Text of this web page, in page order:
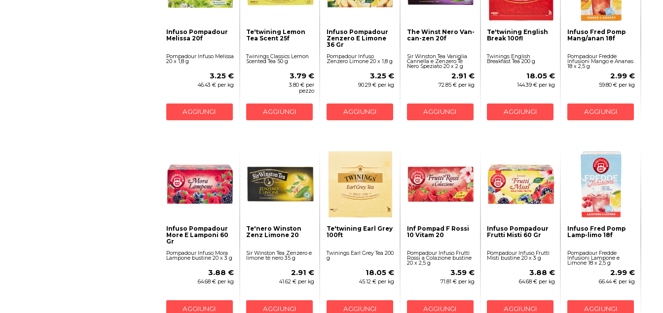
Infuso Pompadour
Melissa 20f
Pompadour Infuso Melissa
20 x 1,8 g
3.25 €
46.43 € per kg
AGGIUNGI
Te'twining Lemon
Tea Scent 25f
Twinings Classics Lemon
Scented Tea 50 g
3.79 €
3.80 € per
pezzo
AGGIUNGI
Infuso Pompadour
Zenzero E Limone
36 Gr
Pompadour Infuso
Zenzero Limone 20 x 1,8 g
3.25 €
90.29 € per kg
AGGIUNGI
The Winst Nero Van-
can-zen 20f
Sir Winston Tea Vaniglia
Cannella e Zenzero Tè
Nero Speziato 20 x 2 g
2.91 €
72.85 € per kg
AGGIUNGI
Te'twining English
Break 100fl
Twinings English
Breakfast Tea 200 g
18.05 €
144.39 € per kg
AGGIUNGI
Infuso Fred Pomp
Mang/anan 18f
Pompadour Fredde
Infusioni Mango e Ananas
18 x 2,5 g
2.99 €
59.80 € per kg
AGGIUNGI
Infuso Pompadour
More E Lamponi 60
Gr
Pompadour Infuso Mora
Lampone bustine 20 x 3 g
3.88 €
64.68 € per kg
AGGIUNGI
Te'nero Winston
Zenz Limone 20
Sir Winston Tea Zenzero e
limone tè nero 35 g
2.91 €
41.62 € per kg
AGGIUNGI
Te'twining Earl Grey
100ft
Twinings Earl Grey Tea 200
g
18.05 €
45.12 € per kg
AGGIUNGI
Inf Pompad F Rossi
10 Vitam 20
Pompadour Infuso Frutti
Rossi a Colazione bustine
20 x 2,5 g
3.59 €
71.81 € per kg
AGGIUNGI
Infuso Pompadour
Frutti Misti 60 Gr
Pompadour Infuso Frutti
Misti bustine 20 x 3 g
3.88 €
64.68 € per kg
AGGIUNGI
Infuso Fred Pomp
Lamp-limo 18f
Pompadour Fredde
Infusioni Lampone e
Limone 18 x 2,5 g
2.99 €
66.44 € per kg
AGGIUNGI